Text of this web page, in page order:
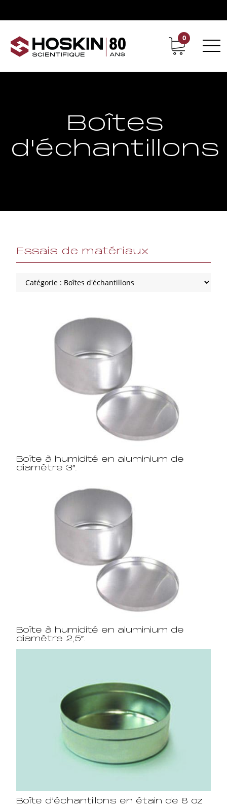
Support Carrières chez Hoskin
0
Boîtes
d'échantillons
Essais de matériaux
Boîte à humidité en aluminium de
diamètre 3″.
Boîte à humidité en aluminium de
diamètre 2,5″.
Boîte d’échantillons en étain de 8 oz